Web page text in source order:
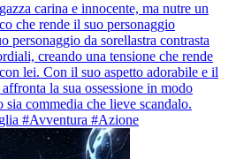
carina e innocente, ma nutre un
che rende il suo personaggio
personaggio da sorellastra contrasta
creando una tensione che rende
lei. Con il suo aspetto adorabile e il
la sua ossessione in modo
commedia che lieve scandalo.
#Avventura #Azione